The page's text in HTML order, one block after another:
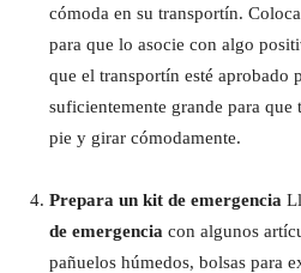
cómoda en su transportín.
para que lo asocie con algo
que el transportín esté aprobado
suficientemente grande para que
pie y girar cómodamente.
Prepara un kit de emergencia
de emergencia con algunos
pañuelos húmedos, bolsas para